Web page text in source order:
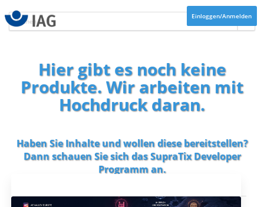
Einloggen/Anmelden
Hier gibt es noch keine
Produkte. Wir arbeiten mit
Hochdruck daran.
Haben Sie Inhalte und wollen diese bereitstellen?
Dann schauen Sie sich dasSupraTix Developer
Programman.